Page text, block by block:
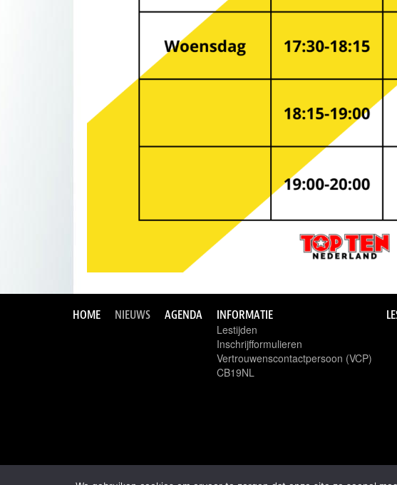
HOME NIEUWS AGENDA INFORMATIE
Lestijden
Inschrijfformulieren
Vertrouwenscontactpersoon (VCP)
CB19NL